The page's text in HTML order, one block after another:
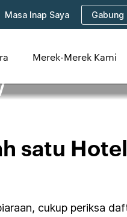
Masa Inap Saya Gabung
Merek-Merek Kami
satu
cukup periksa